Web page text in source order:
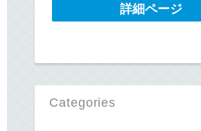
詳細ページ
Categories